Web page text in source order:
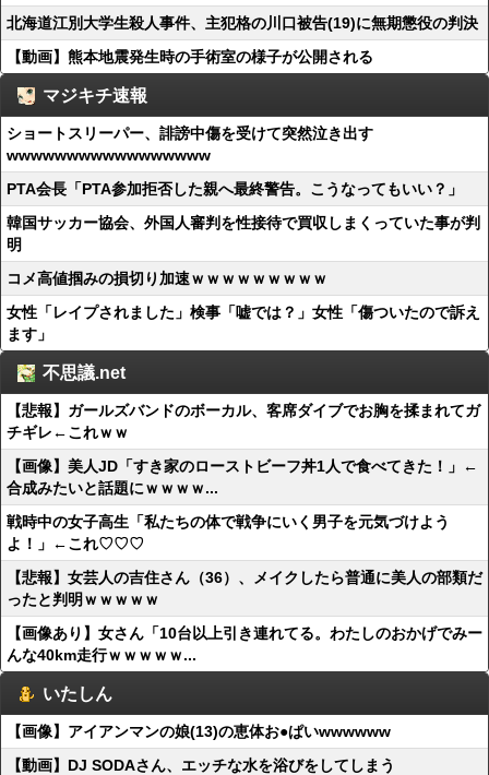
北海道江別大学生殺人事件、主犯格の川口被告(19)に無期懲役の判決
【動画】熊本地震発生時の手術室の様子が公開される
マジキチ速報
ショートスリーパー、誹謗中傷を受けて突然泣き出す
wwwwwwwwwwwwwwwww
PTA会長「PTA参加拒否した親へ最終警告。こうなってもいい？」
韓国サッカー協会、外国人審判を性接待で買収しまくっていた事が判
明
コメ高値掴みの損切り加速ｗｗｗｗｗｗｗｗｗ
女性「レイプされました」検事「嘘では？」女性「傷ついたので訴え
ます」
不思議.net
【悲報】ガールズバンドのボーカル、客席ダイブでお胸を揉まれてガ
チギレ←これｗｗ
【画像】美人JD「すき家のローストビーフ丼1人で食べてきた！」←
合成みたいと話題にｗｗｗｗ...
戦時中の女子高生「私たちの体で戦争にいく男子を元気づけよう
よ！」←これ♡♡♡
【悲報】女芸人の吉住さん（36）、メイクしたら普通に美人の部類だ
ったと判明ｗｗｗｗｗ
【画像あり】女さん「10台以上引き連れてる。わたしのおかげでみー
んな40km走行ｗｗｗｗｗ...
いたしん
【画像】アイアンマンの娘(13)の恵体お●ぱいwwwwww
【動画】DJ SODAさん、エッチな水を浴びをしてしまう